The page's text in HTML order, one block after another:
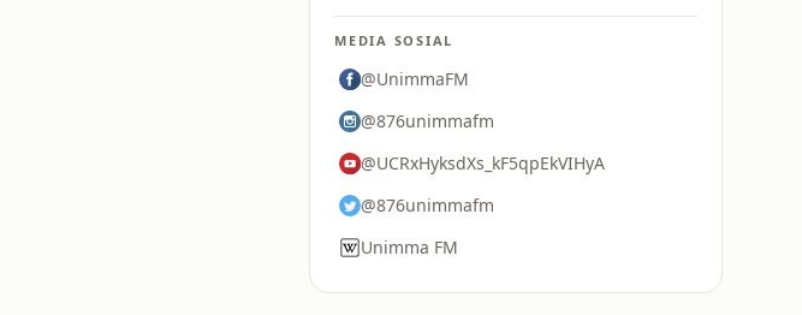
MEDIA SOSIAL
@UnimmaFM
@876unimmafm
@UCRxHyksdXs_kF5qpEkVIHyA
@876unimmafm
Unimma FM